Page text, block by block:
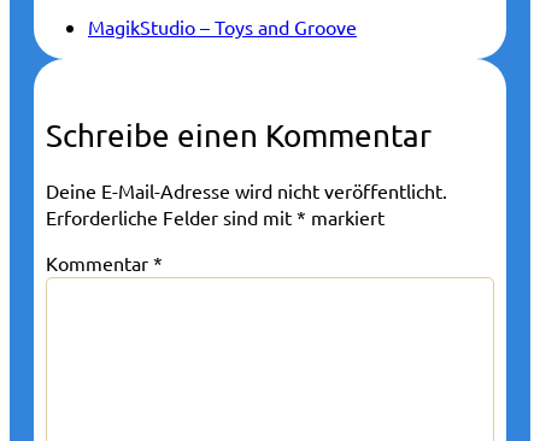
MagikStudio – Toys and Groove
Schreibe einen Kommentar
Deine E-Mail-Adresse wird nicht veröffentlicht.
Erforderliche Felder sind mit * markiert
Kommentar *